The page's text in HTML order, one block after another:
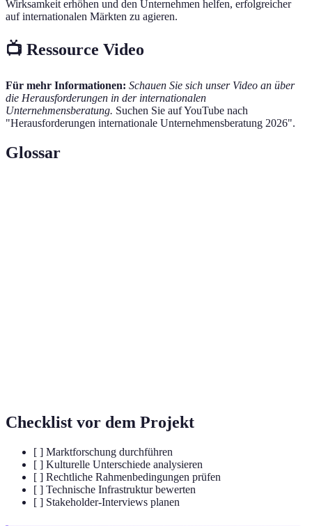
Wirksamkeit erhöhen und den Unternehmen helfen, erfolgreicher
auf internationalen Märkten zu agieren.
📺 Ressource Video
Für mehr Informationen: Schauen Sie sich unser Video an über
die Herausforderungen in der internationalen
Unternehmensberatung. Suchen Sie auf YouTube nach
"Herausforderungen internationale Unternehmensberatung 2026".
Glossar
Checklist vor dem Projekt
[ ] Marktforschung durchführen
[ ] Kulturelle Unterschiede analysieren
[ ] Rechtliche Rahmenbedingungen prüfen
[ ] Technische Infrastruktur bewerten
[ ] Stakeholder-Interviews planen